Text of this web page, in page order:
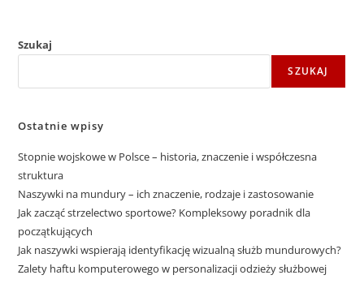
Szukaj
SZUKAJ
Ostatnie wpisy
Stopnie wojskowe w Polsce – historia, znaczenie i współczesna
struktura
Naszywki na mundury – ich znaczenie, rodzaje i zastosowanie
Jak zacząć strzelectwo sportowe? Kompleksowy poradnik dla
początkujących
Jak naszywki wspierają identyfikację wizualną służb mundurowych?
Zalety haftu komputerowego w personalizacji odzieży służbowej